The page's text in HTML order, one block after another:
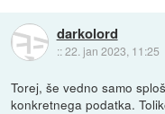
darkolord
::22. jan 2023, 11:25
Torej, še vedno samo
konkretnega podatka.